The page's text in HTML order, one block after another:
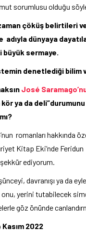
sorumlusu olduğu
çöküş belirtileri
dünyaya
büyük sermaye.
denetlediği bilim
José
kör ya da
romanları hakkında
Kitap Eki’nde
ediyorum.
davranışı ya da
yerini tutabilecek
göz önünde
2022